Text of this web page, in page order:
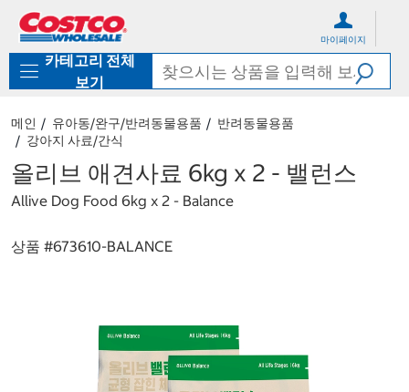
로
기
가
마이페이지
카테고리 전체
보기
메인 유아동/완구/반려동물용품
반려동물용품
강아지 사료/간식
올리브 애견사료 6kg x 2 - 밸런스
Allive Dog Food 6kg x 2 - Balance
상품 #673610-BALANCE